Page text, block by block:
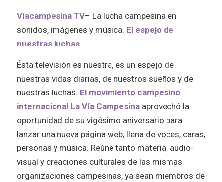
Víacampesina TV– La lucha campesina en
sonidos, imágenes y música. El espejo de
nuestras luchas
Ésta televisión es nuestra, es un espejo de
nuestras vidas diarias, de nuestros sueños y de
nuestras luchas. El movimiento campesino
internacional La Vía Campesinaaprovechó la
oportunidad de su vigésimo aniversario para
lanzar una nueva página web, llena de voces, caras,
personas y música. Reúne tanto material audio-
visual y creaciones culturales de las mismas
organizaciones campesinas, ya sean miembros de